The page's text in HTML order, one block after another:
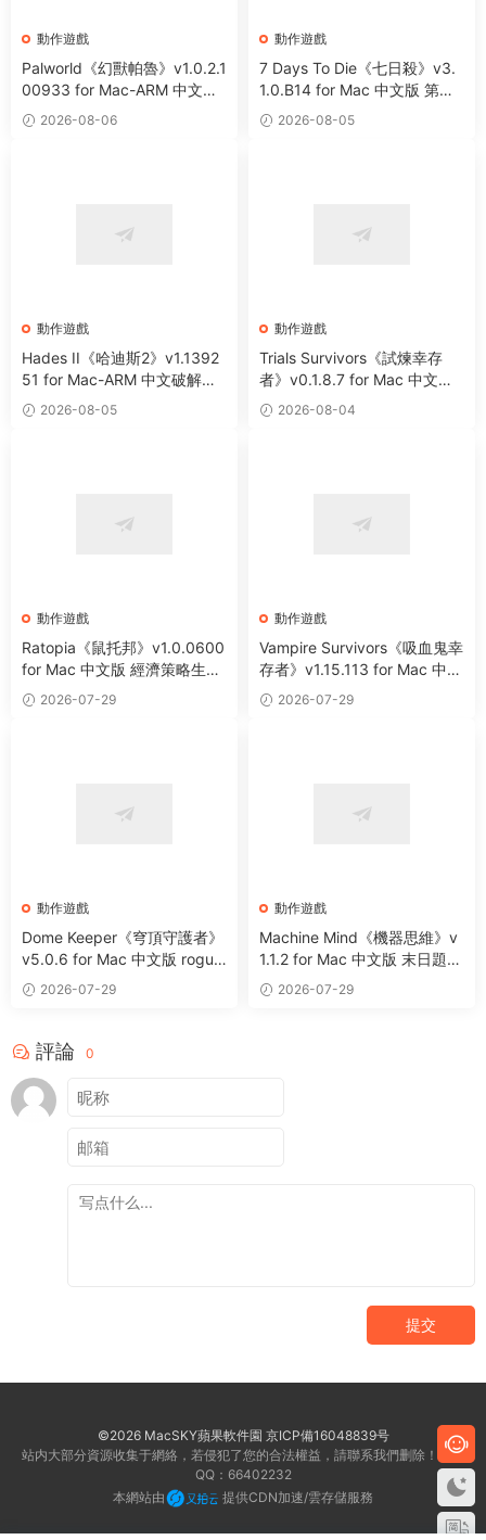
動作遊戲
Palworld《幻獸帕魯》v1.0.2.1
00933 for Mac-ARM 中文破
解版 開放世界生存制作遊戲
2026-08-06
動作遊戲
7 Days To Die《七日殺》v3.
1.0.B14 for Mac 中文版 第一
人稱末日射擊角色扮演遊戲
2026-08-05
動作遊戲
Hades II《哈迪斯2》v1.1392
51 for Mac-ARM 中文破解版
全新地下城類動作冒險遊戲
2026-08-05
動作遊戲
Trials Survivors《試煉幸存
者》v0.1.8.7 for Mac 中文版
肉鴿動作生存類遊戲
2026-08-04
動作遊戲
Ratopia《鼠托邦》v1.0.0600
for Mac 中文版 經濟策略生存
沙盒城市建設模拟遊戲
2026-07-29
動作遊戲
Vampire Survivors《吸血鬼幸
存者》v1.15.113 for Mac 中文
版 像素風動作冒險遊戲
2026-07-29
動作遊戲
Dome Keeper《穹頂守護者》
v5.0.6 for Mac 中文版 roguel
ike采礦休閑動作遊戲
2026-07-29
動作遊戲
Machine Mind《機器思維》v
1.1.2 for Mac 中文版 末日題材
動作遊戲
2026-07-29
評論 0
提交
©2026 MacSKY蘋果軟件園 京ICP備16048839号
站内大部分資源收集于網絡，若侵犯了您的合法權益，請聯系我們删除！客服
QQ：66402232
本網站由
提供CDN加速/雲存儲服務